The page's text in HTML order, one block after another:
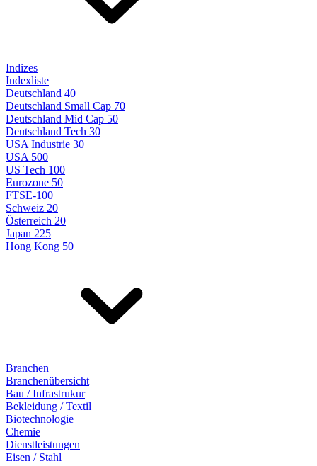
Indizes
Indexliste
Deutschland 40
Deutschland Small Cap 70
Deutschland Mid Cap 50
Deutschland Tech 30
USA Industrie 30
USA 500
US Tech 100
Eurozone 50
FTSE-100
Schweiz 20
Österreich 20
Japan 225
Hong Kong 50
Branchen
Branchenübersicht
Bau / Infrastrukur
Bekleidung / Textil
Biotechnologie
Chemie
Dienstleistungen
Eisen / Stahl